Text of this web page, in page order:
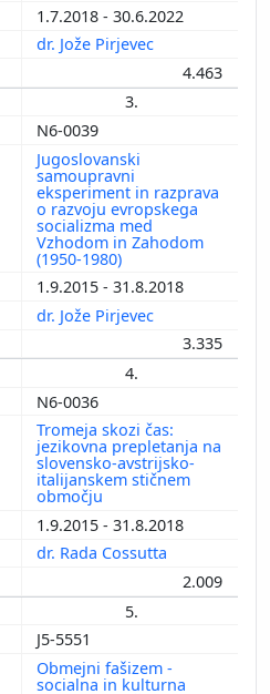
1.7.2018 - 30.6.2022
dr. Jože Pirjevec
4.463
3.
N6-0039
Jugoslovanski
samoupravni
eksperiment in razprava
o razvoju evropskega
socializma med
Vzhodom in Zahodom
(1950-1980)
1.9.2015 - 31.8.2018
dr. Jože Pirjevec
3.335
4.
N6-0036
Tromeja skozi čas:
jezikovna prepletanja na
slovensko-avstrijsko-
italijanskem stičnem
območju
1.9.2015 - 31.8.2018
dr. Rada Cossutta
2.009
5.
J5-5551
Obmejni fašizem -
socialna in kulturna